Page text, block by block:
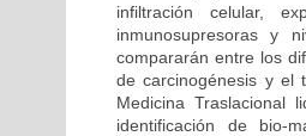
infiltración celular,
inmunosupresoras y
compararán entre los
de carcinogénesis y el
Medicina Traslacional
identificación de bio-